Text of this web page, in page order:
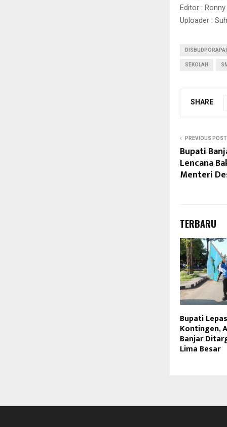
Editor :
Uploader :
SEKOLAH
SHARE
PREVIOUS POST
Bupati
Lencana
Menteri
TERBARU
Bupati
Kontingen,
Banjar
Lima Besar